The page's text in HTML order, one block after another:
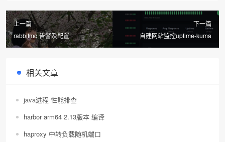
上一篇
rabbitmq 告警及配置
下一篇
自建网站监控uptime-kuma
相关文章
java进程 性能排查
harbor arm64 2.13版本 编译
haproxy 中转负载随机端口